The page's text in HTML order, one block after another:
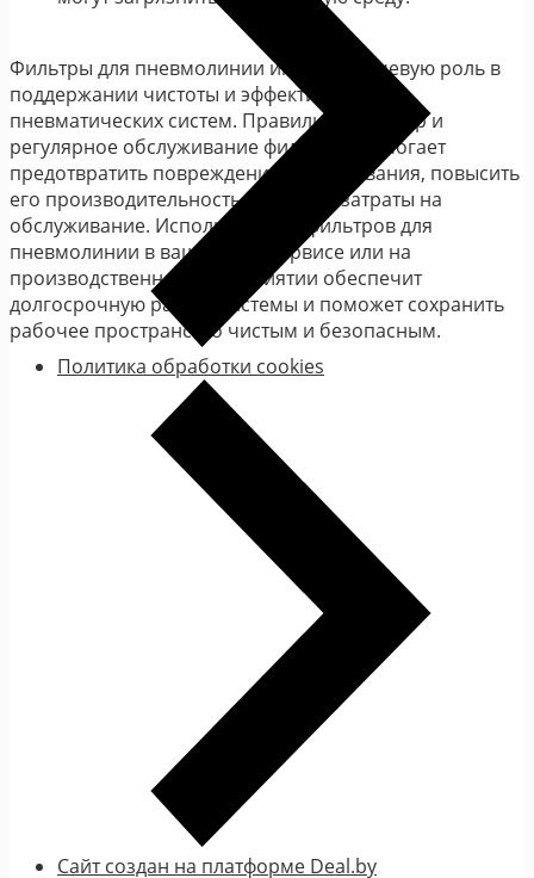
Фильтры для пневмолинии играют ключевую роль в
поддержании чистоты и эффективности
пневматических систем. Правильный выбор и
регулярное обслуживание фильтров помогает
предотвратить повреждения оборудования, повысить
его производительность и снизить затраты на
обслуживание. Использование фильтров для
пневмолинии в вашем автосервисе или на
производственном предприятии обеспечит
долгосрочную работу системы и поможет сохранить
рабочее пространство чистым и безопасным.
Политика обработки cookies
Сайт создан на платформе Deal.by